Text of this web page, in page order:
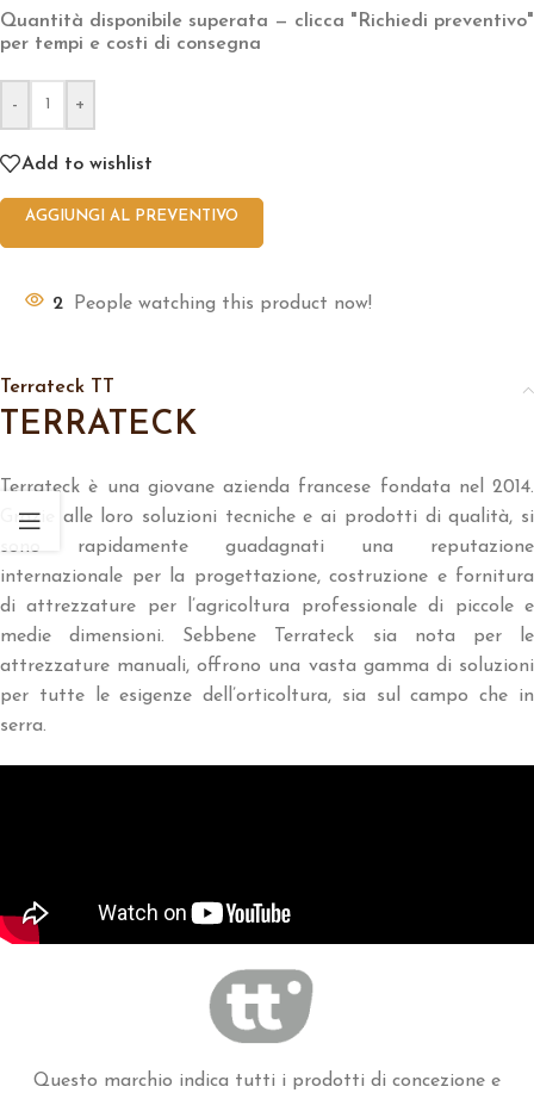
Quantità disponibile superata — clicca "Richiedi preventivo"
per tempi e costi di consegna
- +
Add to wishlist
AGGIUNGI AL PREVENTIVO
2 People watching this product now!
Terrateck TT
TERRATECK
Terrateck è una giovane azienda francese fondata nel 2014.
Grazie alle loro soluzioni tecniche e ai prodotti di qualità, si
sono rapidamente guadagnati una reputazione
internazionale per la progettazione, costruzione e fornitura
di attrezzature per l’agricoltura professionale di piccole e
medie dimensioni. Sebbene Terrateck sia nota per le
attrezzature manuali, offrono una vasta gamma di soluzioni
per tutte le esigenze dell’orticoltura, sia sul campo che in
serra.
Questo marchio indica tutti i prodotti di concezione e